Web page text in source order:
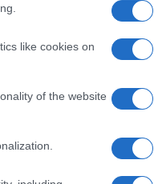
like cookies on
of the website
σε
εν
MYAGRO
06/08/
τζόγο —
ποινές
ΔΙΕΘΝΗ